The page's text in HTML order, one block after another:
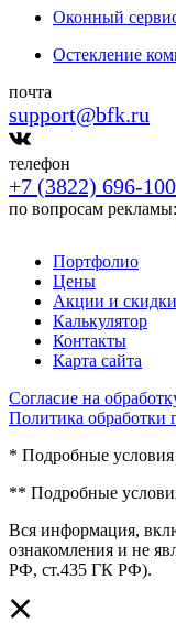
Оконный
Остекление
почта
support@bfk.ru
телефон
+7 (3822) 696-100
по вопросам рекламы:
Портфолио
Цены
Акции и скидки
Калькулятор
Контакты
Карта сайта
Согласие на
Политика обработки
* Подробные
** Подробные
Вся информация,
ознакомления и не
РФ, ст.435 ГК РФ).